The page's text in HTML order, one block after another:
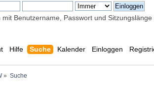
mit Benutzername, Passwort und Sitzungslänge
Hilfe Suche Kalender Einloggen
» Suche